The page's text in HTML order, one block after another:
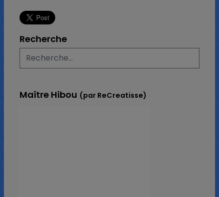
Recherche
Maître Hibou (par ReCreatisse)